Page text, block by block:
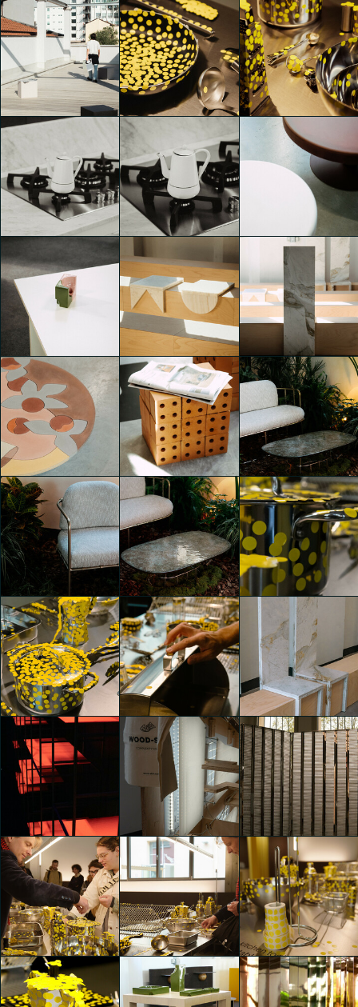
Convey
Arianna Martinelli
Convey
Emanuele Bertozzi
Convey
Emanuele Bertozzi
Convey
Emanuele Bertozzi
Convey
Emanuele Bertozzi
Emanuele Bertozzi
Convey
Emanuele Bertozzi
Emanuele Bertozzi
Convey
Emanuele Bertozzi
Convey
Emanuele Bertozzi
Convey
Emanuele Bertozzi
Convey
Emanuele Bertozzi
Convey
Emanuele Bertozzi
Convey
Emanuele Bertozzi
Convey
Emanuele Bertozzi
Convey
Emanuele Bertozzi
Convey
Emanuele Bertozzi
Convey
Carla Palini
Carla Palini
Convey
Carla Palini
Convey
Carla Palini
Convey
Carla Palini
Convey
Carla Palini
Convey
Carla Palini